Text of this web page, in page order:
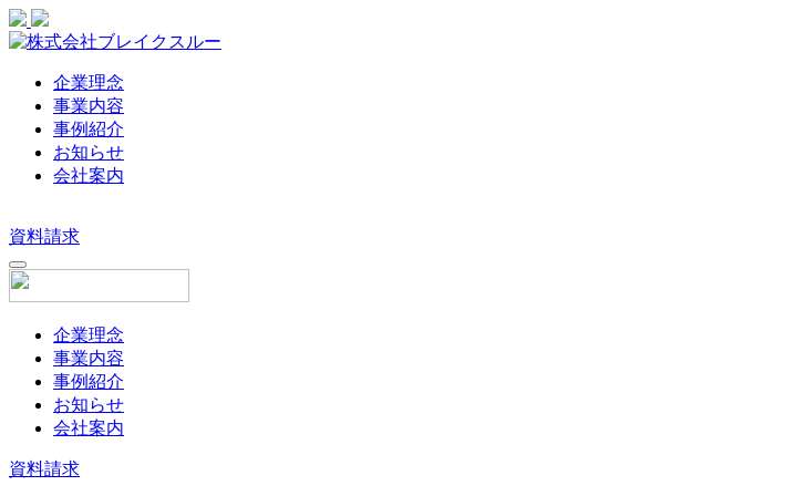
企業理念
事業内容
事例紹介
お知らせ
会社案内
資料請求
企業理念
事業内容
事例紹介
お知らせ
会社案内
資料請求